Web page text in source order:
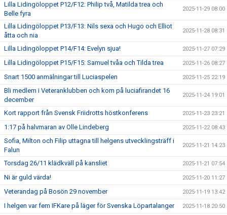
Lilla Lidingöloppet P12/F12: Philip två, Matilda trea och
Belle fyra
2025-11-29 08:00
Lilla Lidingöloppet P13/F13: Nils sexa och Hugo och Elliot
åtta och nia
2025-11-28 08:31
Lilla Lidingöloppet P14/F14: Evelyn sjua! 2025-11-27 07:29
Lilla Lidingöloppet P15/F15: Samuel tvåa och Tilda trea 2025-11-26 08:27
Snart 1500 anmälningar till Luciaspelen 2025-11-25 22:19
Bli medlem i Veteranklubben och kom på luciafirandet 16
december
2025-11-24 19:01
Kort rapport från Svensk Friidrotts höstkonferens 2025-11-23 23:21
1:17 på halvmaran av Olle Lindeberg 2025-11-22 08:43
Sofia, Milton och Filip uttagna till helgens utvecklingsträff i
Falun
2025-11-21 14:23
Torsdag 26/11 klädkväll på kansliet 2025-11-21 07:54
Ni är guld värda! 2025-11-20 11:27
Veterandag på Bosön 29 november 2025-11-19 13:42
I helgen var fem IFKare på läger för Svenska Löpartalanger 2025-11-18 20:50